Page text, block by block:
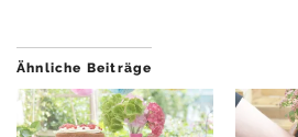
Ähnliche Beiträge